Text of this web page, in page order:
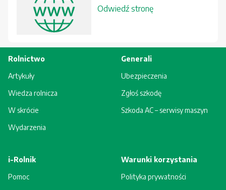
Odwiedź stronę
Rolnictwo
Artykuły
Wiedza rolnicza
W skrócie
Wydarzenia
Generali
Ubezpieczenia
Zgłoś szkodę
Szkoda AC – serwisy maszyn
i-Rolnik
Pomoc
Warunki korzystania
Polityka prywatności